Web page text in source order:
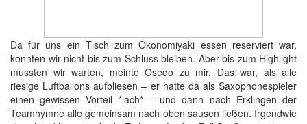
Da für uns ein Tisch zum Okonomiyaki essen reserviert war,
konnten wir nicht bis zum Schluss bleiben. Aber bis zum Highlight
mussten wir warten, meinte Osedo zu mir. Das war, als alle
riesige Luftballons aufbliesen – er hatte da als Saxophonespieler
einen gewissen Vorteil *lach* – und dann nach Erklingen der
Teamhymne alle gemeinsam nach oben sausen ließen. Irgendwie